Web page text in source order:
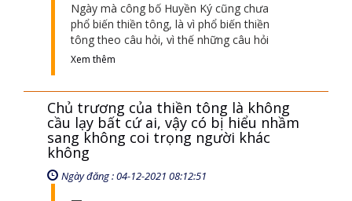
Ngày mà công bố Huyền Ký cũng chưa
phổ biến thiền tông, là vì phổ biến thiền
tông theo câu hỏi, vì thế những câu hỏi
Xem thêm
Chủ trương của thiền tông là không
cầu lạy bất cứ ai, vậy có bị hiểu nhầm
sang không coi trọng người khác
không
Ngày đăng : 04-12-2021 08:12:51